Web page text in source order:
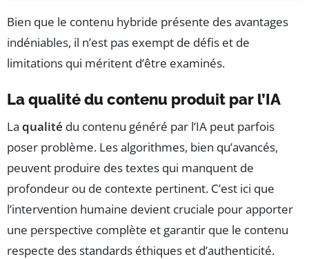
Bien que le contenu hybride présente des avantages
indéniables, il n’est pas exempt de défis et de
limitations qui méritent d’être examinés.
La qualité du contenu produit par l’IA
La qualité du contenu généré par l’IA peut parfois
poser problème. Les algorithmes, bien qu’avancés,
peuvent produire des textes qui manquent de
profondeur ou de contexte pertinent. C’est ici que
l’intervention humaine devient cruciale pour apporter
une perspective complète et garantir que le contenu
respecte des standards éthiques et d’authenticité.